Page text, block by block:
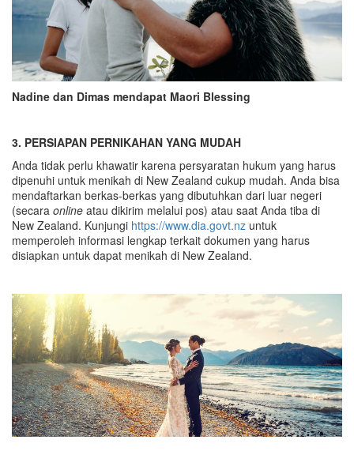
Nadine dan Dimas mendapat Maori Blessing
3. PERSIAPAN PERNIKAHAN YANG MUDAH
Anda tidak perlu khawatir karena persyaratan hukum yang harus
dipenuhi untuk menikah di New Zealand cukup mudah. Anda bisa
mendaftarkan berkas-berkas yang dibutuhkan dari luar negeri
(secara online atau dikirim melalui pos) atau saat Anda tiba di
New Zealand. Kunjungi https://www.dia.govt.nz untuk
memperoleh informasi lengkap terkait dokumen yang harus
disiapkan untuk dapat menikah di New Zealand.